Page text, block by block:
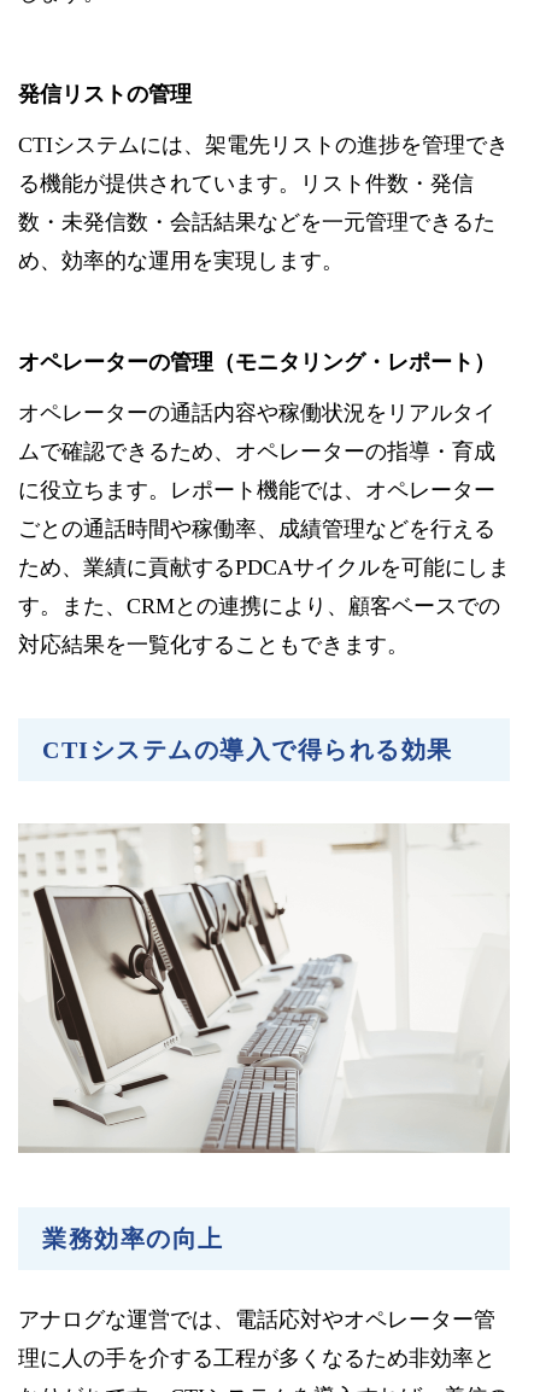
発信リストの管理
CTIシステムには、架電先リストの進捗を管理でき
る機能が提供されています。リスト件数・発信
数・未発信数・会話結果などを一元管理できるた
め、効率的な運用を実現します。
オペレーターの管理（モニタリング・レポート）
オペレーターの通話内容や稼働状況をリアルタイ
ムで確認できるため、オペレーターの指導・育成
に役立ちます。レポート機能では、オペレーター
ごとの通話時間や稼働率、成績管理などを行える
ため、業績に貢献するPDCAサイクルを可能にしま
す。また、CRMとの連携により、顧客ベースでの
対応結果を一覧化することもできます。
CTIシステムの導入で得られる効果
業務効率の向上
アナログな運営では、電話応対やオペレーター管
理に人の手を介する工程が多くなるため非効率と